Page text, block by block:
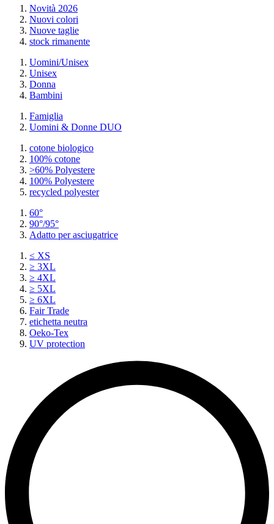
Novità 2026
Nuovi colori
Nuove taglie
stock rimanente
Uomini/Unisex
Unisex
Donna
Bambini
Famiglia
Uomini & Donne DUO
cotone biologico
100% cotone
>60% Polyestere
100% Polyestere
recycled polyester
60°
90°/95°
Adatto per asciugatrice
≤ XS
≥ 3XL
≥ 4XL
≥ 5XL
≥ 6XL
Fair Trade
etichetta neutra
Oeko-Tex
UV protection